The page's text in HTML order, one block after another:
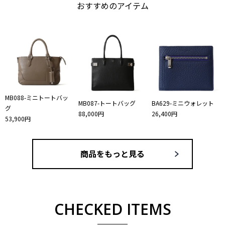
おすすめのアイテム
MB088-ミニトートバッ
グ
53,900円
MB087-トートバッグ
88,000円
BA629-ミニウォレット
26,400円
商品をもっと見る
CHECKED ITEMS